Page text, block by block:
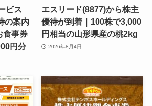
ビス
の案内
食事券
円分
エスリード(8877)から株主
優待が到着｜100株で3,000
円相当の山形県産の桃2kg
2026年8月4日